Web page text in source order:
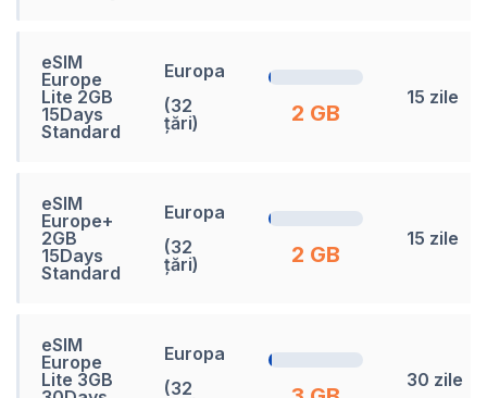
eSIM
Europe
Lite 2GB
15Days
Standard
Europa
(32
țări)
2 GB
15 zile
eSIM
Europe+
2GB
15Days
Standard
Europa
(32
țări)
2 GB
15 zile
eSIM
Europe
Lite 3GB
Europa
(32
30 zile